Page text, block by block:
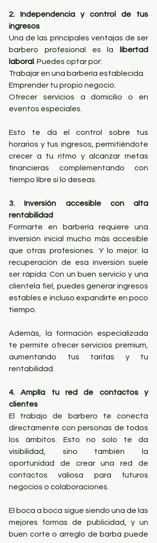
2. Independencia y control de tus
ingresos
Una de las principales ventajas de ser
barbero profesional es la
libertad
laboral . Puedes optar por:
Trabajar en una barbería establecida.
Emprender tu propio negocio.
Ofrecer servicios a domicilio o en
eventos especiales.
Esto te da el control sobre tus
horarios y tus ingresos, permitiéndote
crecer a tu ritmo y alcanzar metas
financieras complementando con
tiempo libre si lo deseas.
3. Inversión accesible con alta
rentabilidad
Formarte en barbería requiere una
inversión inicial mucho más accesible
que otras profesiones. Y lo mejor: la
recuperación de esa inversión suele
ser rápida. Con un buen servicio y una
clientela fiel, puedes generar ingresos
estables e incluso expandirte en poco
tiempo.
Además, la formación especializada
te permite ofrecer servicios premium,
aumentando tus tarifas y tu
rentabilidad.
4. Amplía tu red de contactos y
clientes
El trabajo de barbero te conecta
directamente con personas de todos
los ámbitos. Esto no solo te da
visibilidad, sino también la
oportunidad de crear una red de
contactos valiosa para futuros
negocios o colaboraciones.
El boca a boca sigue siendo una de las
mejores formas de publicidad, y un
buen corte o arreglo de barba puede